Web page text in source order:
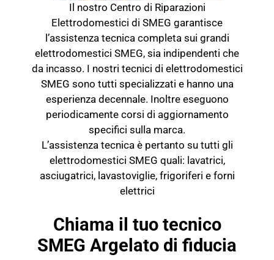
Il nostro Centro di Riparazioni
Elettrodomestici di SMEG garantisce
l’assistenza tecnica completa sui grandi
elettrodomestici SMEG, sia indipendenti che
da incasso. I nostri tecnici di elettrodomestici
SMEG sono tutti specializzati e hanno una
esperienza decennale. Inoltre eseguono
periodicamente corsi di aggiornamento
specifici sulla marca.
L’assistenza tecnica è pertanto su tutti gli
elettrodomestici SMEG quali: lavatrici,
asciugatrici, lavastoviglie, frigoriferi e forni
elettrici
Chiama il tuo tecnico
SMEG Argelato di fiducia